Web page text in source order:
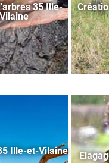
35 Ille-
Ille-et-Vilaine